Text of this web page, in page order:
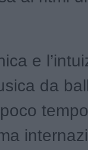
e
da